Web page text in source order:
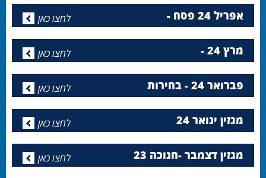
אפריל 24 פסח - לחצו כאן
מרץ 24 - לחצו כאן
פברואר 24 - בחירות לחצו כאן
מגזין ינואר 24 לחצו כאן
מגזין דצמבר -חנוכה 23 לחצו כאן